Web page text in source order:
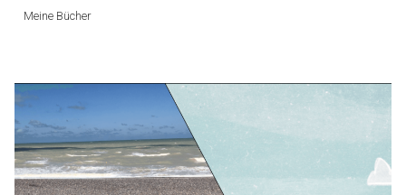
Meine Bücher